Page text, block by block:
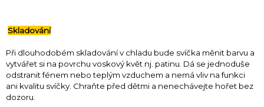
Skladování
Při dlouhodobém skladování v chladu bude svíčka měnit barvu a
vytvářet si na povrchu voskový květ nj. patinu. Dá se jednoduše
odstranit fénem nebo teplým vzduchem a nemá vliv na funkci
ani kvalitu svíčky. Chraňte před dětmi a nenechávejte hořet bez
dozoru.